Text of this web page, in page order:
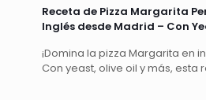
Receta de Pizza Margarita
Inglés desde Madrid – Con
¡Domina la pizza Margarita en
Con yeast, olive oil y más, esta